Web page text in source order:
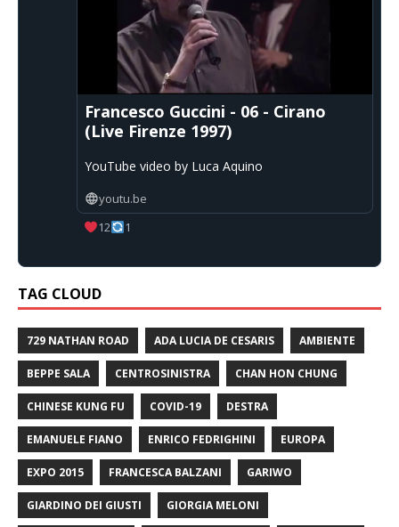
Francesco Guccini - 06 - Cirano
(Live Firenze 1997)
YouTube video by Luca Aquino
youtu.be
12
1
TAG CLOUD
729 NATHAN ROAD ADA LUCIA DE CESARIS AMBIENTE
BEPPE SALA CENTROSINISTRA CHAN HON CHUNG
CHINESE KUNG FU COVID-19 DESTRA
EMANUELE FIANO ENRICO FEDRIGHINI EUROPA
EXPO 2015 FRANCESCA BALZANI GARIWO
GIARDINO DEI GIUSTI GIORGIA MELONI